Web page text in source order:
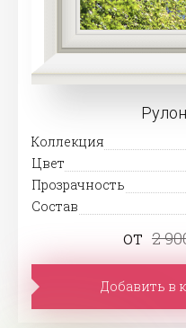
Коллекция
Цвет
Прозрачность
Состав
от 2
Добавить в